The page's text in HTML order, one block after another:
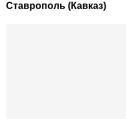
Ставрополь (Кавказ)